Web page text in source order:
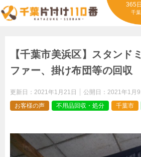
365
千
【千葉市美浜区】スタンド
ファー、掛け布団等の回収
更新日： 2021年1月21日 公開日： 2021年1月9
お客様の声
不用品回収・処分 千葉市